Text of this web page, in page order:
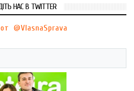
НАС В TWITTER
@VlasnaSprava